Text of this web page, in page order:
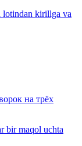
kirillga va
на трёх
bir maqol uchta